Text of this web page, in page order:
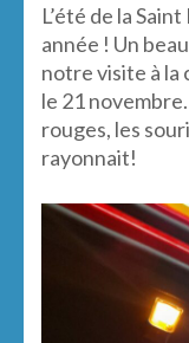
L’été de la
année ! Un
notre visite à la
le 21
rouges, les
rayonnait!